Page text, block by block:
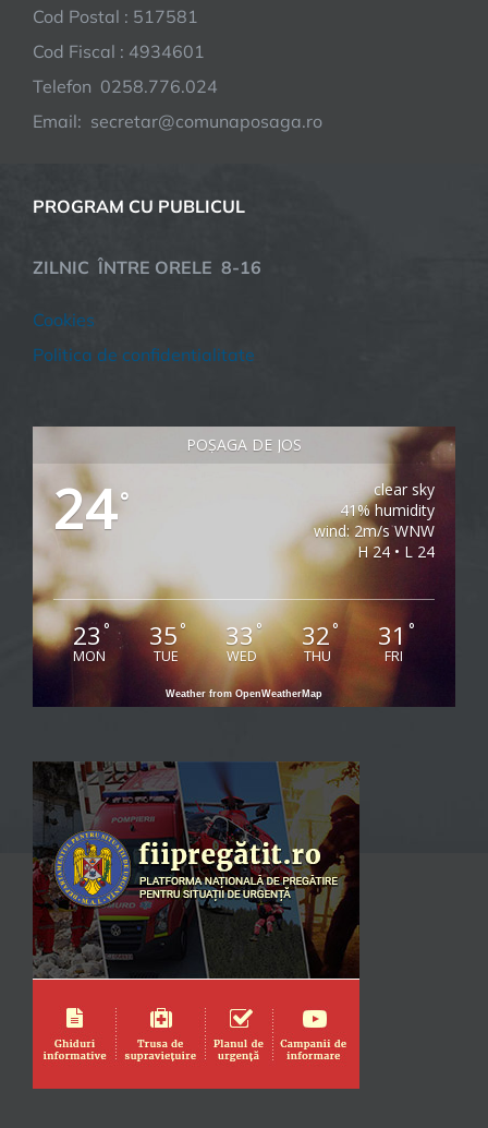
Cod Postal : 517581
Cod Fiscal : 4934601
Telefon 0258.776.024
Email: secretar@comunaposaga.ro
PROGRAM CU PUBLICUL
ZILNIC ÎNTRE ORELE 8-16
Cookies
Politica de confidentialitate
POȘAGA DE JOS
24°
clear sky
41% humidity
wind: 2m/s WNW
H 24 • L 24
23 °
MON
35°
TUE
33°
WED
32°
THU
31 °
FRI
Weather from OpenWeatherMap